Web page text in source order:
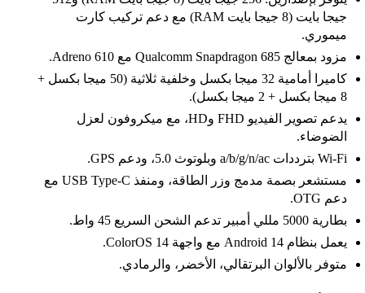
جيجا بايت (8 جيجا بايت RAM) مع دعم تركيب كارت
ميموري.
مزود بمعالج Qualcomm Snapdragon 685 مع Adreno 610.
كاميرا أمامية 32 ميجا بكسل وخلفية ثلاثية (50 ميجا بكسل +
8 ميجا بكسل + 2 ميجا بكسل).
يدعم تصوير الفيديو FHD وHD، مع ميكروفون لعزل
الضوضاء.
Wi-Fi بترددات a/b/g/n/ac وبلوتوث 5.0، ودعم GPS.
مستشعر بصمة مدمج وزر الطاقة، ومنفذ USB Type-C مع
دعم OTG.
بطارية 5000 مللي أمبير تدعم الشحن السريع 45 واط.
يعمل بنظام Android 14 مع واجهة ColorOS 14.
متوفر بالألوان البرتقالي، الأخضر، والرمادي.